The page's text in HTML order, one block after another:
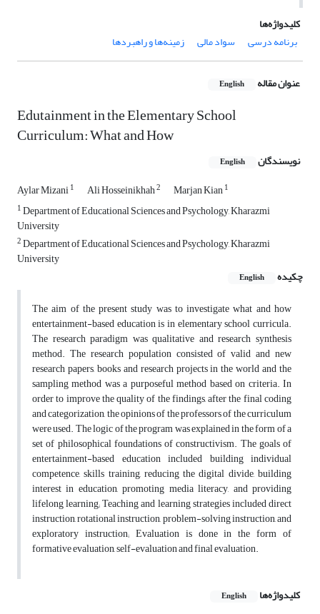
کلیدواژه‌ها
برنامه درسی
سواد مالی زمینه‌ها و راهبردها
عنوان مقاله English
Edutainment in the Elementary School
Curriculum: What and How
نویسندگان English
Aylar Mizani1 Ali Hosseinikhah2 Marjan Kian1
1Department of Educational Sciences and Psychology, Kharazmi
University
2Department of Educational Sciences and Psychology, Kharazmi
University
چکیده
English
The aim of the present study was to investigate what and how
entertainment-based education is in elementary school curricula.
The research paradigm was qualitative and research synthesis
method. The research population consisted of valid and new
research papers, books and research projects in the world and the
sampling method was a purposeful method based on criteria. In
order to improve the quality of the findings, after the final coding
and categorization, the opinions of the professors of the curriculum
were used. The logic of the program was explained in the form of a
set of philosophical foundations of constructivism. The goals of
entertainment-based education included building individual
competence, skills training, reducing the digital divide, building
interest in education, promoting media literacy, and providing
lifelong learning; Teaching and learning strategies included direct
instruction, rotational instruction, problem-solving instruction, and
exploratory instruction; Evaluation is done in the form of
formative evaluation, self-evaluation and final evaluation.
کلیدواژه‌ها English